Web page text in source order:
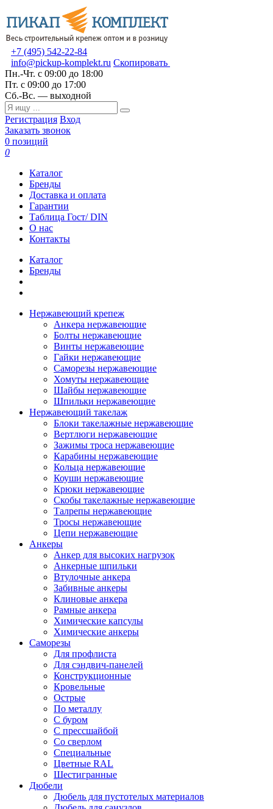
+7 (495) 542-22-84
info@pickup-komplekt.ru Скопировать
Пн.-Чт. с 09:00 до 18:00
Пт. с 09:00 до 17:00
Сб.-Вс. — выходной
Регистрация Вход
Заказать звонок
0 позиций
0
Каталог
Бренды
Доставка и оплата
Гарантии
Таблица Гост/ DIN
О нас
Контакты
Каталог
Бренды
Нержавеющий крепеж
Анкера нержавеющие
Болты нержавеющие
Винты нержавеющие
Гайки нержавеющие
Саморезы нержавеющие
Хомуты нержавеющие
Шайбы нержавеющие
Шпильки нержавеющие
Нержавеющий такелаж
Блоки такелажные нержавеющие
Вертлюги нержавеющие
Зажимы троса нержавеющие
Карабины нержавеющие
Кольца нержавеющие
Коуши нержавеющие
Крюки нержавеющие
Скобы такелажные нержавеющие
Талрепы нержавеющие
Тросы нержавеющие
Цепи нержавеющие
Анкеры
Анкер для высоких нагрузок
Анкерные шпильки
Втулочные анкера
Забивные анкеры
Клиновые анкера
Рамные анкера
Химические капсулы
Химические анкеры
Саморезы
Для профлиста
Для сэндвич-панелей
Конструкционные
Кровельные
Острые
По металлу
С буром
С прессшайбой
Со сверлом
Специальные
Цветные RAL
Шестигранные
Дюбели
Дюбель для пустотелых материалов